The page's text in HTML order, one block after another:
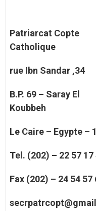
Patriarcat Copte
Catholique
34, rue Ibn Sandar
B.P. 69 – Saray El
Koubbeh
Tel. (202) – 22 57 17
Fax (202) – 24 54 57